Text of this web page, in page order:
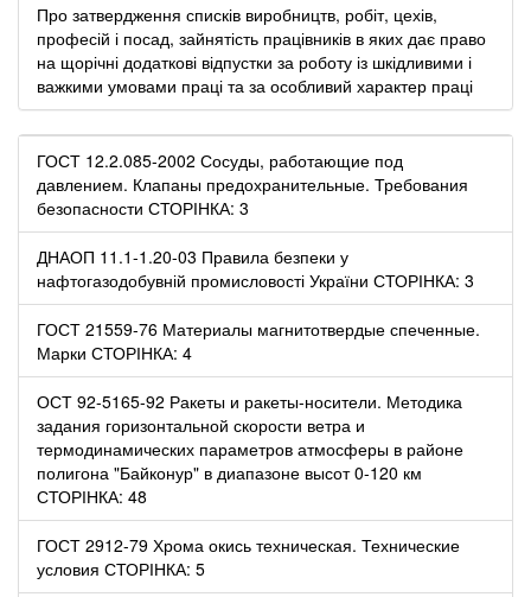
Про затвердження списків виробництв, робіт, цехів,
професій і посад, зайнятість працівників в яких дає право
на щорічні додаткові відпустки за роботу із шкідливими і
важкими умовами праці та за особливий характер праці
ГОСТ 12.2.085-2002 Сосуды, работающие под
давлением. Клапаны предохранительные. Требования
безопасности СТОРІНКА: 3
ДНАОП 11.1-1.20-03 Правила безпеки у
нафтогазодобувній промисловості України СТОРІНКА: 3
ГОСТ 21559-76 Материалы магнитотвердые спеченные.
Марки СТОРІНКА: 4
ОСТ 92-5165-92 Ракеты и ракеты-носители. Методика
задания горизонтальной скорости ветра и
термодинамических параметров атмосферы в районе
полигона "Байконур" в диапазоне высот 0-120 км
СТОРІНКА: 48
ГОСТ 2912-79 Хрома окись техническая. Технические
условия СТОРІНКА: 5